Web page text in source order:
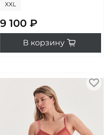
XXL
9 100 ₽
В корзину